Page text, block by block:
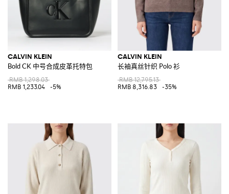
CALVIN KLEIN
Bold CK 中号合成皮革托特包
RMB 1,298.03
RMB 1,233.04
-5%
CALVIN KLEIN
长袖真丝针织 Polo 衫
RMB 12,795.13
RMB 8,316.83
-35%